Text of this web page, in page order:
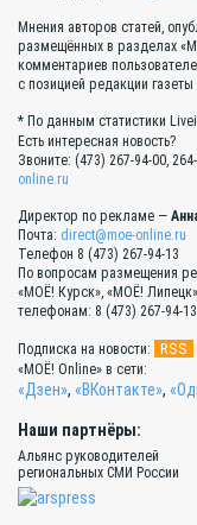
Мнения авторов статей,
размещённых в разделах
комментариев
с позицией редакции
* По данным статистики
Есть интересная новость?
Звоните: (473) 267-94-00,
online.ru
Директор по рекламе —
Почта: direct@moe-online.ru
Телефон 8 (473) 267-94-13
По вопросам размещения
«МОЁ! Курск», «МОЁ!
телефонам: 8 (473) 267-94-
Подписка на новости: RSS
«МОЁ! Online» в сети:
«Дзен», «ВКонтакте»,
Наши партнёры:
Альянс руководителей
региональных СМИ России